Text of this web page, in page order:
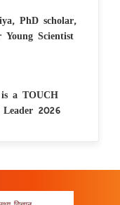
PhD scholar,
Young Scientist
a TOUCH
2026